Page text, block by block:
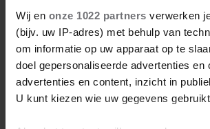
Wij en onze 1022 partners verwerken
(bijv. uw IP-adres) met behulp van
om informatie op uw apparaat op te
doel gepersonaliseerde advertenties en
advertenties en content, inzicht in
U kunt kiezen wie uw gegevens
2 maart 2026
KROONPRINS